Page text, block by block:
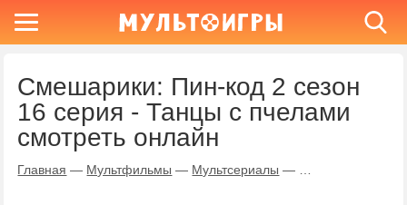
Смешарики: Пин-код 2 сезон
16 серия - Танцы с пчелами
смотреть онлайн
Главная — Мультфильмы — Мультсериалы —